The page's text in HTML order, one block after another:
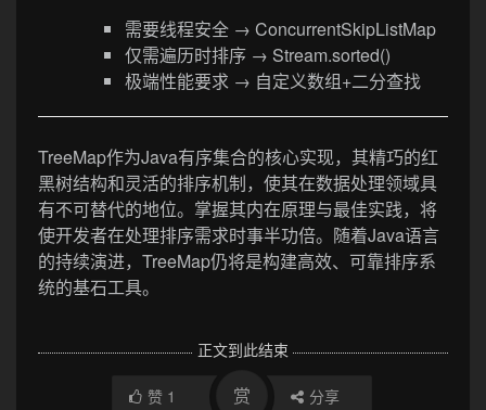
需要线程安全 → ConcurrentSkipListMap
仅需遍历时排序 → Stream.sorted()
极端性能要求 → 自定义数组+二分查找
TreeMap作为Java有序集合的核心实现，其精巧的红
黑树结构和灵活的排序机制，使其在数据处理领域具
有不可替代的地位。掌握其内在原理与最佳实践，将
使开发者在处理排序需求时事半功倍。随着Java语言
的持续演进，TreeMap仍将是构建高效、可靠排序系
统的基石工具。
正文到此结束
赞 1 赏 分享